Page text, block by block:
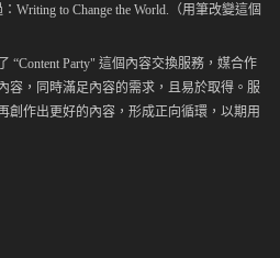
Writing to Change the World.（用筆改變這個
“Content Party" 這個內容交換服務，媒合作
容，同時滿足內容的需求，且易於取得。服
創作出更好的內容，形成正向循環，以期用